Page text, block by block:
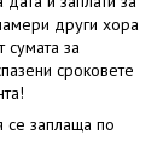
други хора
сумата за
сроковете
се заплаща по